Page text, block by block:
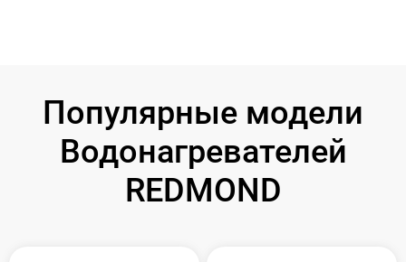
Популярные модели
Водонагревателей
REDMOND